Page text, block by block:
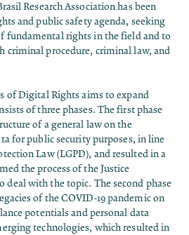
Research Association has been
and public safety agenda, seeking
fundamental rights in the field and to
criminal procedure, criminal law, and
of Digital Rights aims to expand
of three phases. The first phase
of a general law on the
for public security purposes, in line
Law (LGPD), and resulted in a
the process of the Justice
with the topic. The second phase
of the COVID-19 pandemic on
potentials and personal data
technologies, which resulted in